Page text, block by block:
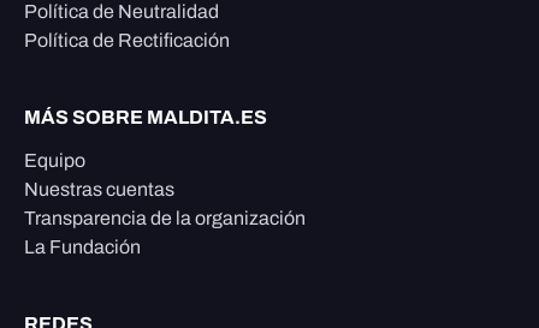
Política de Neutralidad
Política de Rectificación
MÁS SOBRE MALDITA.ES
Equipo
Nuestras cuentas
Transparencia de la organización
La Fundación
REDES